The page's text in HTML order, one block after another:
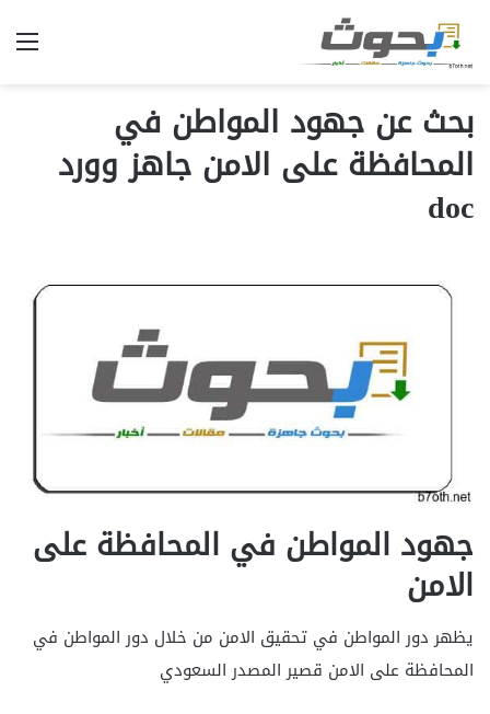
بحث عن جهود المواطن في
المحافظة على الامن جاهز وورد
doc
جهود المواطن في المحافظة على
الامن
يظهر دور المواطن في تحقيق الامن من خلال دور المواطن في
المحافظة على الامن قصير المصدر السعودي